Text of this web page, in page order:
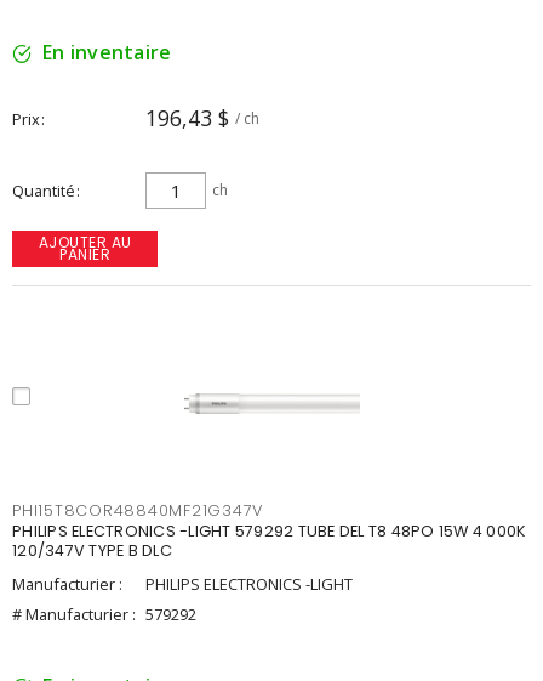
En inventaire
Prix 196,43 $ / ch
Quantité ch
AJOUTER AU
PANIER
PHI15T8COR48840MF21G347V
PHILIPS ELECTRONICS -LIGHT 579292 TUBE DEL T8 48PO 15W 4 000K
120/347V TYPE B DLC
Manufacturier :
PHILIPS ELECTRONICS -LIGHT
# Manufacturier : 579292